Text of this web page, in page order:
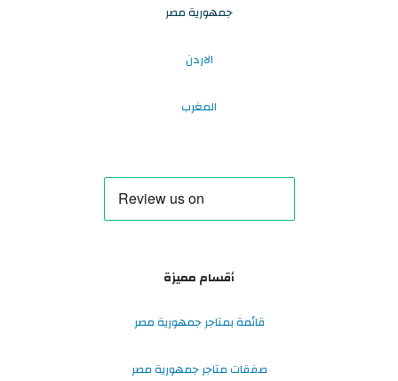
جمهورية مصر
الاردن
المغرب
أقسام مميزة
قائمة بمتاجر جمهورية مصر
صفقات متاجر جمهورية مصر